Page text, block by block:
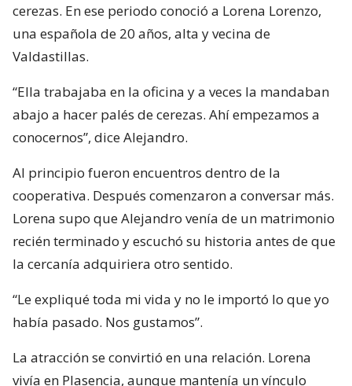
cerezas. En ese periodo conoció a Lorena Lorenzo,
una española de 20 años, alta y vecina de
Valdastillas.
“Ella trabajaba en la oficina y a veces la mandaban
abajo a hacer palés de cerezas. Ahí empezamos a
conocernos”, dice Alejandro.
Al principio fueron encuentros dentro de la
cooperativa. Después comenzaron a conversar más.
Lorena supo que Alejandro venía de un matrimonio
recién terminado y escuchó su historia antes de que
la cercanía adquiriera otro sentido.
“Le expliqué toda mi vida y no le importó lo que yo
había pasado. Nos gustamos”.
La atracción se convirtió en una relación. Lorena
vivía en Plasencia, aunque mantenía un vínculo